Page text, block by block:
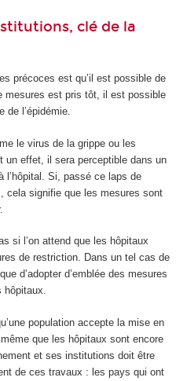
clé de la
précoces est qu’il est possible de
mesures est pris tôt, il est possible
de l’épidémie.
le virus de la grippe ou les
effet, il sera perceptible dans un
l’hôpital. Si, passé ce laps de
cela signifie que les mesures sont
si l’on attend que les hôpitaux
de restriction. Dans un tel cas de
d’adopter d’emblée des mesures
hôpitaux.
population accepte la mise en
que les hôpitaux sont encore
et ses institutions doit être
de ces travaux : les pays qui ont